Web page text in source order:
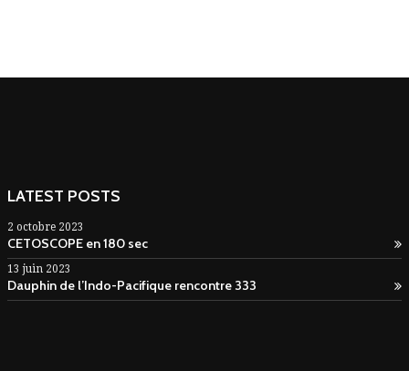
LATEST POSTS
2 octobre 2023
CETOSCOPE en 180 sec
13 juin 2023
Dauphin de l’Indo-Pacifique rencontre 333